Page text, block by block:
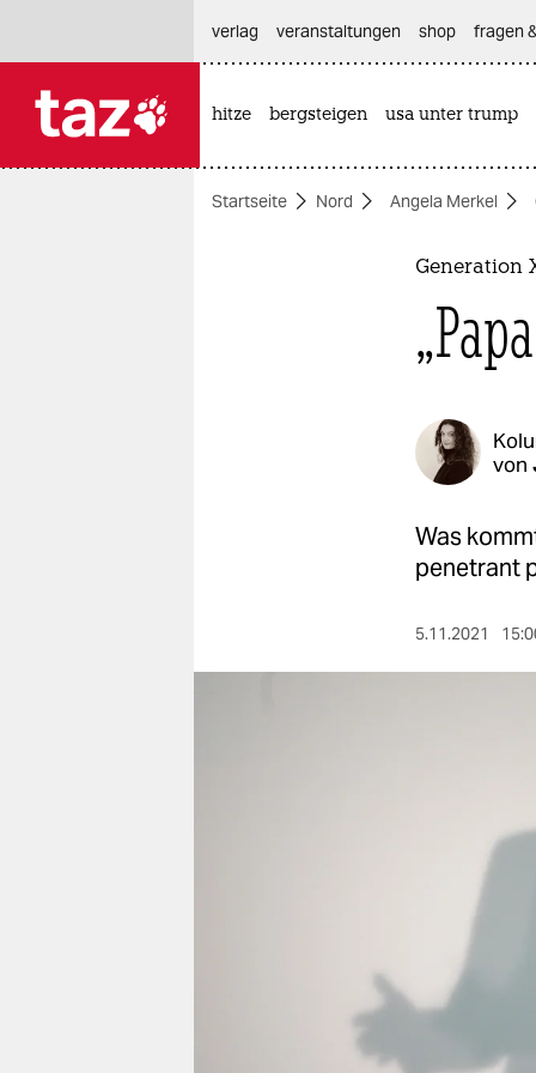
themen
verlag
veranstaltungen shop fragen
hitze bergsteigen usa unter trump
Startseite Nord Angela Merkel
Generation
von
Was
penetrant
5.11.2021